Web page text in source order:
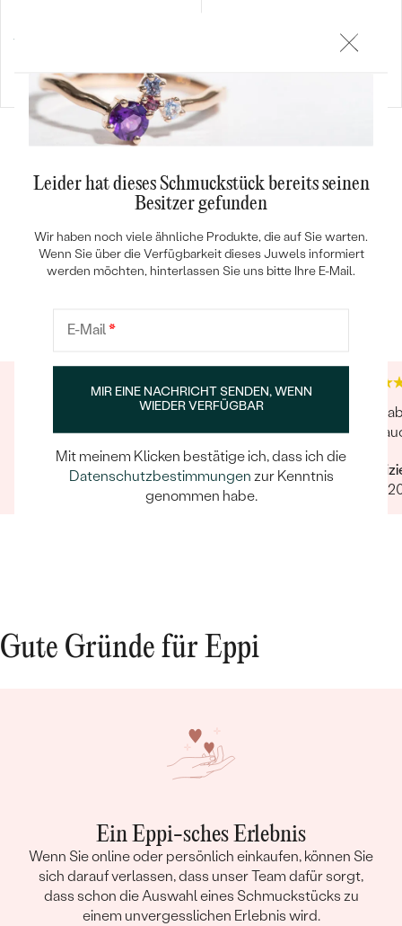
AUF LAGER von € 579
Hat alles super geklappt. Die telef. Betreuung
war ebenfalls sehr gut.
Verifizierter Kunde
Die
und
Gute Gründe für Eppi
Ein Eppi-sches Erlebnis
Wenn Sie online oder persönlich einkaufen, können Sie
sich darauf verlassen, dass unser Team dafür sorgt,
dass schon die Auswahl eines Schmuckstücks zu
einem unvergesslichen Erlebnis wird.
Leider hat dieses Schmuckstück bereits seinen
Besitzer gefunden
Wir haben noch viele ähnliche Produkte, die auf Sie warten.
Wenn Sie über die Verfügbarkeit dieses Juwels informiert
werden möchten, hinterlassen Sie uns bitte Ihre E-Mail.
E-Mail*
MIR EINE NACHRICHT SENDEN, WENN
WIEDER VERFÜGBAR
Mit meinem Klicken bestätige ich, dass ich die
Datenschutzbestimmungen zur Kenntnis
genommen habe.